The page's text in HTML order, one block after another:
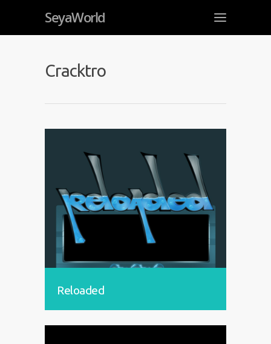
SeyaWorld
Cracktro
Reloaded